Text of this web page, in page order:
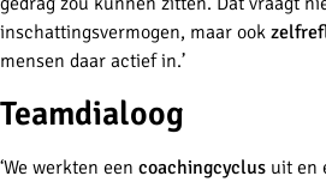
inschattingsvermogen, maar ook
mensen daar actief in.’
Teamdialoog
‘We werkten een coachingcyclus uit en